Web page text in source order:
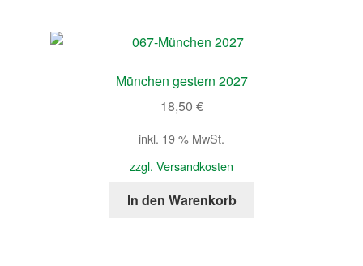
München gestern 2027
18,50 €
inkl. 19 % MwSt.
zzgl. Versandkosten
In den Warenkorb